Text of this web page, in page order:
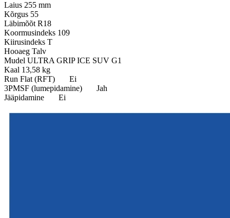
Laius 255 mm
Kõrgus 55
Läbimõõt R18
Koormusindeks 109
Kiirusindeks T
Hooaeg Talv
Mudel ULTRA GRIP ICE SUV G1
Kaal 13,58 kg
Run Flat (RFT)
Ei
3PMSF (lumepidamine)
Jah
Jääpidamine
Ei